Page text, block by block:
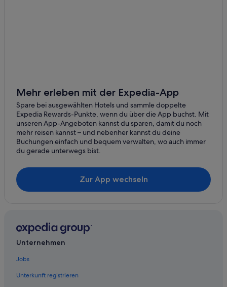
Wohnungen in Sapporo
Ferienwohnungen in Sapporo
Teshikaga Hotels
Nukabira Hotels
5-Sterne-Hotels in Yūbari
Hotel-Resorts in Shari
Hotels mit Fitnessbereich in Sapporo
Boutique- in Sapporo
Kabayama Hotels
Mehr erleben mit der Expedia-App
Spare bei ausgewählten Hotels und sammle doppelte
Expedia Rewards-Punkte, wenn du über die App buchst. Mit
unseren App-Angeboten kannst du sparen, damit du noch
mehr reisen kannst – und nebenher kannst du deine
Buchungen einfach und bequem verwalten, wo auch immer
du gerade unterwegs bist.
Zur App wechseln
Unternehmen
Jobs
Unterkunft registrieren